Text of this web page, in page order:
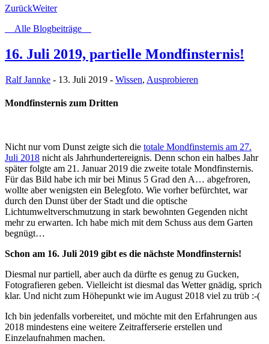
ZurückWeiter
Alle Blogbeiträge
16. Juli 2019, partielle Mondfinsternis!
Ralf Jannke - 13. Juli 2019 - Wissen, Ausprobieren
Mondfinsternis zum Dritten
Nicht nur vom Dunst zeigte sich die totale Mondfinsternis am 27.
Juli 2018 nicht als Jahrhundertereignis. Denn schon ein halbes Jahr
später folgte am 21. Januar 2019 die zweite totale Mondfinsternis.
Für das Bild habe ich mir bei Minus 5 Grad den A… abgefroren,
wollte aber wenigsten ein Belegfoto. Wie vorher befürchtet, war
durch den Dunst über der Stadt und die optische
Lichtumweltverschmutzung in stark bewohnten Gegenden nicht
mehr zu erwarten. Ich habe mich mit dem Schuss aus dem Garten
begnügt…
Schon am 16. Juli 2019 gibt es die nächste Mondfinsternis!
Diesmal nur partiell, aber auch da dürfte es genug zu Gucken,
Fotografieren geben. Vielleicht ist diesmal das Wetter gnädig, sprich
klar. Und nicht zum Höhepunkt wie im August 2018 viel zu trüb :-(
Ich bin jedenfalls vorbereitet, und möchte mit den Erfahrungen aus
2018 mindestens eine weitere Zeitrafferserie erstellen und
Einzelaufnahmen machen.